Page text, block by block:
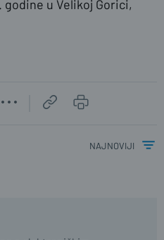
godine u Velikoj Gorici,
najnoviji